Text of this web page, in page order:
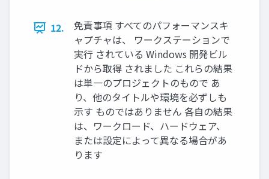
12.
免責事項 すべてのパフォーマンスキ
ャプチャは、 ワークステーションで
実行 されている Windows 開発ビル
ドから取得 されました これらの結果
は単一のプロジェクトのもので あ
り、他のタイトルや環境を必ずしも
示す ものではありません 各自の結果
は、ワークロード、ハードウェア、
または設定によって異なる場合があ
ります